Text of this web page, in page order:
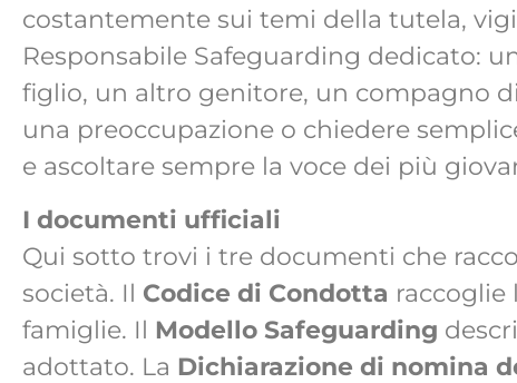
costantemente sui temi della tutela,
Responsabile Safeguarding dedicato:
figlio, un altro genitore, un compagno
una preoccupazione o chiedere
e ascoltare sempre la voce dei più
I documenti ufficiali
Qui sotto trovi i tre documenti che
società. Il Codice di Condotta raccoglie
famiglie. Il Modello Safeguarding
adottato. La Dichiarazione di nomina